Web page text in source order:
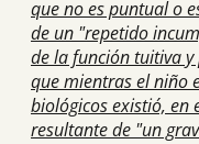
que no es puntual o
de un "repetido
de la función tuitiva
que mientras el niño
biológicos existió, en
resultante de "un